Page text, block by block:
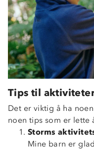
Tips til
Det er viktig å ha
noen tips som er lette
Storms
Mine barn er